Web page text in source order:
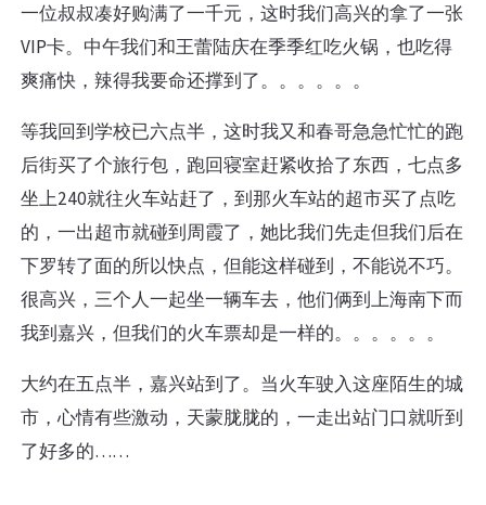
一位叔叔凑好购满了一千元，这时我们高兴的拿了一张
VIP卡。中午我们和王蕾陆庆在季季红吃火锅，也吃得
爽痛快，辣得我要命还撑到了。。。。。。
等我回到学校已六点半，这时我又和春哥急急忙忙的跑
后街买了个旅行包，跑回寝室赶紧收拾了东西，七点多
坐上240就往火车站赶了，到那火车站的超市买了点吃
的，一出超市就碰到周霞了，她比我们先走但我们后在
下罗转了面的所以快点，但能这样碰到，不能说不巧。
很高兴，三个人一起坐一辆车去，他们俩到上海南下而
我到嘉兴，但我们的火车票却是一样的。。。。。。
大约在五点半，嘉兴站到了。当火车驶入这座陌生的城
市，心情有些激动，天蒙胧胧的，一走出站门口就听到
了好多的……